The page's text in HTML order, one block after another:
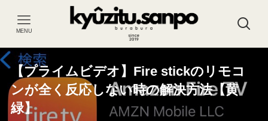
MENU
【プライムビデオ】Fire stickのリモコ
ンが全く反応しない時の解決方法【黄
緑】